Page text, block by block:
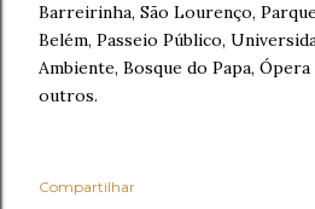
Barreirinha, São Lourenço,
Belém, Passeio Público,
Ambiente, Bosque do Papa,
outros.
Compartilhar